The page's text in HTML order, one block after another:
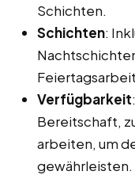
Schichten.
Schichten:
Verfügbarkeit
Bereitschaft,
arbeiten, um
gewährleisten.